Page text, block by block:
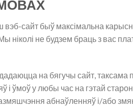
вэб-сайт быў максімальна
ніколі не будзем браць з вас
на бягучы сайт,
і ўмоў у любы час на гэтай
абнаўленняў і/або